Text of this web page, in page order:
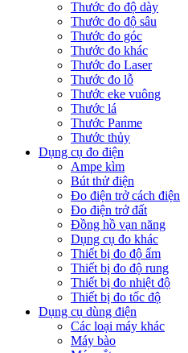
Thước đo độ dày
Thước đo độ sâu
Thước đo góc
Thước đo khác
Thước đo Laser
Thước đo lỗ
Thước eke vuông
Thước lá
Thước Panme
Thước thủy
Dụng cụ đo điện
Ampe kìm
Bút thử điện
Đo điện trở cách điện
Đo điện trở đất
Đồng hồ vạn năng
Dụng cụ đo khác
Thiết bị đo độ ẩm
Thiết bị đo độ rung
Thiết bị đo nhiệt độ
Thiết bị đo tốc độ
Dụng cụ dùng điện
Các loại máy khác
Máy bào